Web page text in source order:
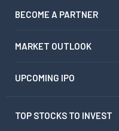
BECOME A PARTNER
MARKET OUTLOOK
UPCOMING IPO
TOP STOCKS TO INVEST